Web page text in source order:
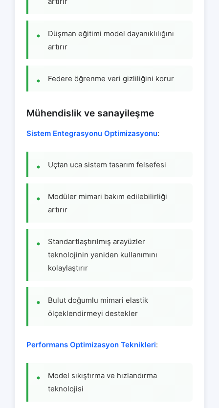
Düşman eğitimi model dayanıklılığını
artırır
Federe öğrenme veri gizliliğini korur
Mühendislik ve sanayileşme
Sistem Entegrasyonu Optimizasyonu:
Uçtan uca sistem tasarım felsefesi
Modüler mimari bakım edilebilirliği
artırır
Standartlaştırılmış arayüzler
teknolojinin yeniden kullanımını
kolaylaştırır
Bulut doğumlu mimari elastik
ölçeklendirmeyi destekler
Performans Optimizasyon Teknikleri:
Model sıkıştırma ve hızlandırma
teknolojisi